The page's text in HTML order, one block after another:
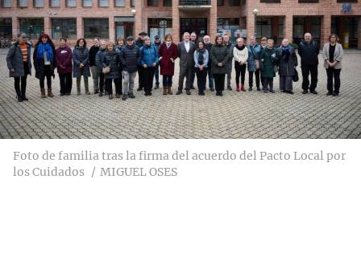
Foto de familia tras la firma del acuerdo del Pacto Local por
los Cuidados
MIGUEL OSES